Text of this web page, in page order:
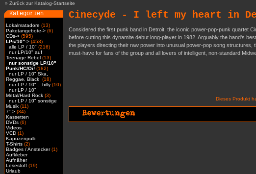
» Zurück zur Katalog-Startseite
Kategorien
Lokalmatadore (13)
Paketangebote-> (6)
CDs-> (595)
LPs/10"-> (453)
alle LP / 10" (216)
nur LP/10" auf
Teenage Rebel (13)
nur sonstige LP/10"
Punk/HC/Oi! (182)
nur LP / 10" Ska,
Reggae, Black (18)
nur LP / 10" ...billy (10)
nur LP / 10"
Metal/Hard Rock (3)
nur LP / 10" sonstige
Musik (11)
7"-> (34)
Kassetten
DVDs (6)
Videos
VCD (1)
Kapuzenpulli
T-Shirts (2)
Badges / Anstecker(1)
Aufkleber
Aufnäher
Lesestoff (19)
Urlaub
Cinecyde - I left my heart in
Considered the first punk band in Detroit, the iconic power-pop-punk quartet
before cutting this dynamite debut long-player in 1982. Arguably the band's
the players directing their raw power into unusual power-pop song
must-have for fans of the group and all lovers of intelligent, non-standard
Dieses Produkt